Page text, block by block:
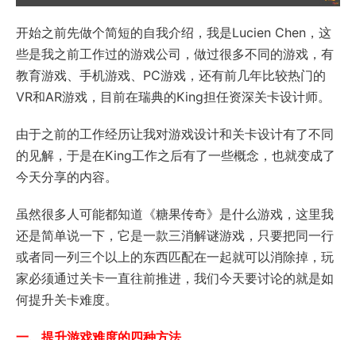
开始之前先做个简短的自我介绍，我是Lucien Chen，这
些是我之前工作过的游戏公司，做过很多不同的游戏，有
教育游戏、手机游戏、PC游戏，还有前几年比较热门的
VR和AR游戏，目前在瑞典的King担任资深关卡设计师。
由于之前的工作经历让我对游戏设计和关卡设计有了不同
的见解，于是在King工作之后有了一些概念，也就变成了
今天分享的内容。
虽然很多人可能都知道《糖果传奇》是什么游戏，这里我
还是简单说一下，它是一款三消解谜游戏，只要把同一行
或者同一列三个以上的东西匹配在一起就可以消除掉，玩
家必须通过关卡一直往前推进，我们今天要讨论的就是如
何提升关卡难度。